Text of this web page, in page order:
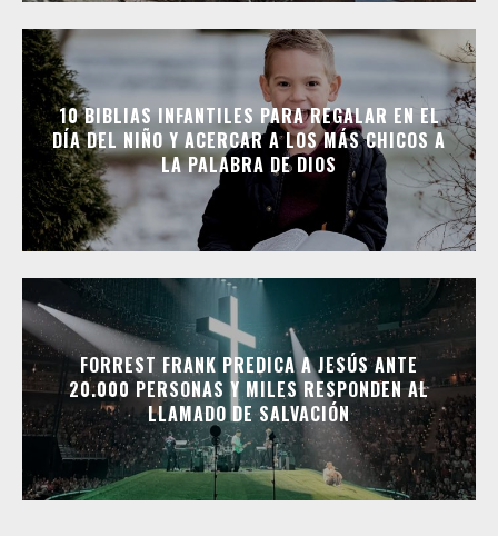
10 BIBLIAS INFANTILES PARA REGALAR EN EL
DÍA DEL NIÑO Y ACERCAR A LOS MÁS CHICOS A
LA PALABRA DE DIOS
FORREST FRANK PREDICA A JESÚS ANTE
20.000 PERSONAS Y MILES RESPONDEN AL
LLAMADO DE SALVACIÓN